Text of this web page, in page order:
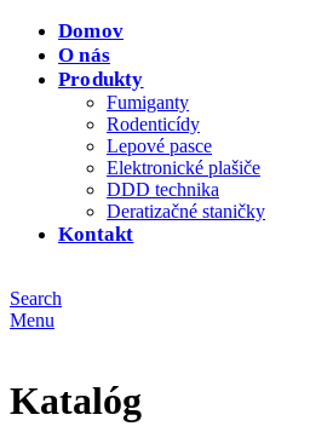
Domov
O nás
Produkty
Fumiganty
Rodenticídy
Lepové pasce
Elektronické plašiče
DDD technika
Deratizačné staničky
Kontakt
Search
Menu
Katalóg